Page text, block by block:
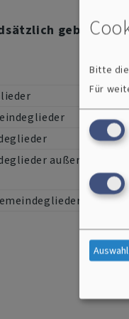
außerhalb des
Bitte
Für